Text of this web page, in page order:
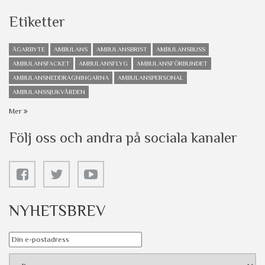
Etiketter
ÄGARBYTE AMBULANS AMBULANSBRIST
AMBULANSBUSS
AMBULANSFACKET
AMBULANSFLYG
AMBULANSFÖRBUNDET
AMBULANSNEDDRAGNINGARNA
AMBULANSPERSONAL
AMBULANSSJUKVÅRDEN
Mer
Följ oss och andra på sociala kanaler
NYHETSBREV